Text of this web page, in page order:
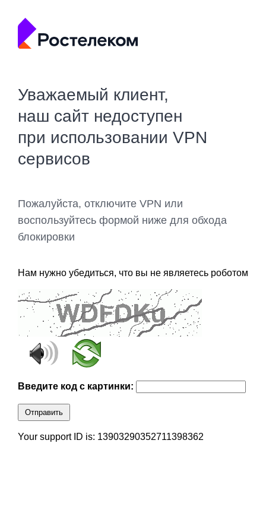
Уважаемый клиент,
наш сайт недоступен
при использовании VPN
сервисов
Пожалуйста, отключите VPN или
воспользуйтесь формой ниже для обхода
блокировки
Нам нужно убедиться, что вы не являетесь роботом
Введите код с картинки:
Отправить
Your support ID is: 13903290352711398362